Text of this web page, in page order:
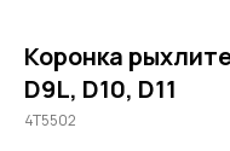
Коронка
D9L, D10, D11
4T5502